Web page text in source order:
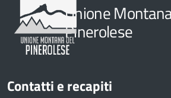
Unione
Pinerolese
Contatti e recapiti